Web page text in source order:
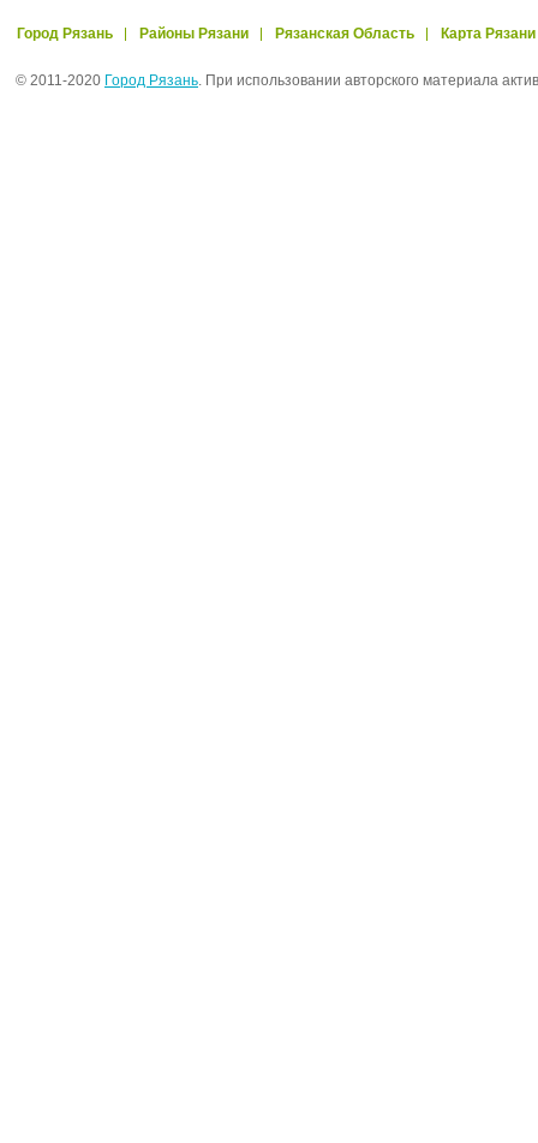
Город Рязань Районы Рязани Рязанская Область Карта Рязани
© 2011-2020 Город Рязань. При использовании авторского материала